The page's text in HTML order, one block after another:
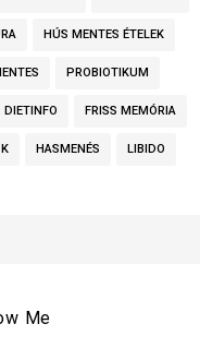
HÚS MENTES ÉTELEK
PROBIOTIKUM
DIETINFO FRISS MEMÓRIA
HASMENÉS LIBIDO
Me